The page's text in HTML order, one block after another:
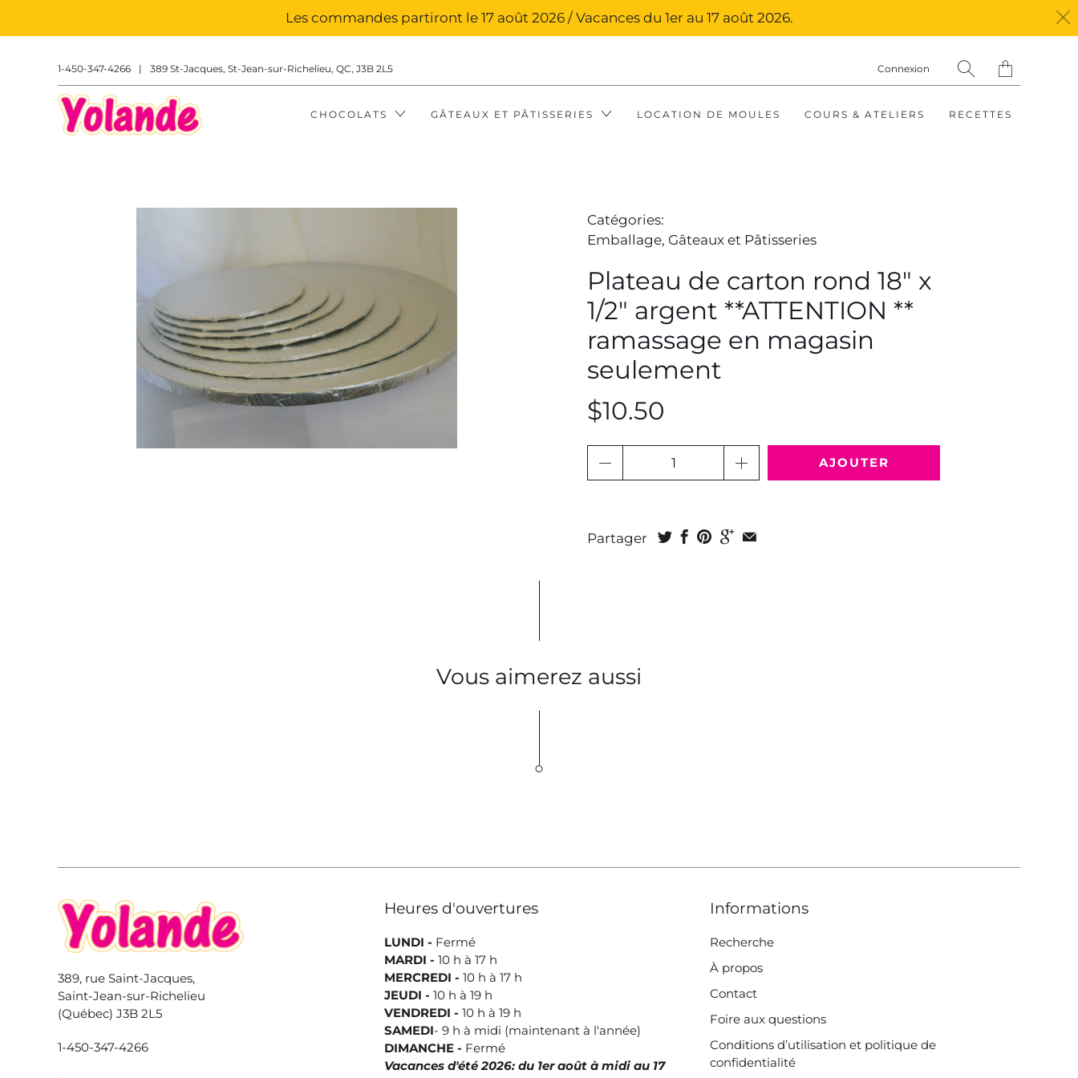
Les commandes partiront le 17 août 2026 / Vacances du 1er au 17 août 2026.
1-450-347-4266 | 389 St-Jacques, St-Jean-sur-Richelieu, QC, J3B 2L5 Connexion
Translation
missing:
CHOCOLATS GÂTEAUX ET PÂTISSERIES LOCATION DE MOULES COURS & ATELIERS RECETTES
Catégories:
Emballage, Gâteaux et Pâtisseries
Plateau de carton rond 18" x
1/2" argent **ATTENTION **
ramassage en magasin
seulement
$10.50
AJOUTER
Partager
Vous aimerez aussi
389, rue Saint-Jacques,
Saint-Jean-sur-Richelieu
(Québec) J3B 2L5
1-450-347-4266
Heures d'ouvertures
LUNDI - Fermé
MARDI - 10 h à 17 h
MERCREDI - 10 h à 17 h
JEUDI - 10 h à 19 h
VENDREDI - 10 h à 19 h
SAMEDI- 9 h à midi (maintenant à l'année)
DIMANCHE - Fermé
Vacances d'été 2026: du 1er août à midi au 17
Informations
Recherche
À propos
Contact
Foire aux questions
Conditions d’utilisation et politique de
confidentialité